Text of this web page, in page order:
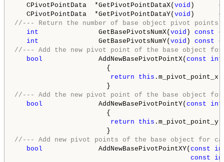
CPivotPointData  *GetPivotPointDataX( void )
CPivotPointData  *GetPivotPointDataY( void )
//--- Return the number of base object pivot
int GetBasePivotsNumX( void ) const
int GetBasePivotsNumY( void ) const
//--- Add the new pivot point of the base object for
bool AddNewBasePivotPointX( const int
{
return
this
//--- Add the new pivot point of the base object for
bool AddNewBasePivotPointY( const int
{
return
this
//--- Add new pivot points of the base object for
bool AddNewBasePivotPointXY( const
const